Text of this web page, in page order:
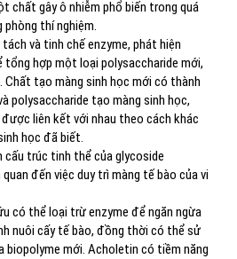
chất gây ô nhiễm phổ biến trong quá
thí nghiệm.
và tinh chế enzyme, phát hiện
hợp một loại polysaccharide mới,
tạo màng sinh học mới có thành
polysaccharide tạo màng sinh học,
liên kết với nhau theo cách khác
học đã biết.
cấu trúc tinh thể của glycoside
đến việc duy trì màng tế bào của vi
có thể loại trừ enzyme để ngăn ngừa
nuôi cấy tế bào, đồng thời có thể sử
biopolyme mới. Acholetin có tiềm năng